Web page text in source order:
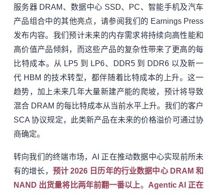
服务器 DRAM、数据中心 SSD、PC、智能手机及汽车
产品组合中的其他亮点，请参阅我们的 Earnings Press
发布内容。我们预计未来的内存需求将持续向高性能和
高价值产品倾斜，而这些产品的复杂性带来了更高的每
比特成本。从 LP5 到 LP6、DDR5 到 DDR6 以及新一
代 HBM 的技术转型，都伴随着比特成本的上升。这一
趋势，加上未来几年大量新建产能的爬坡，预计将导致
混合 DRAM 的每比特成本从当前水平上升。我们的客户
SCA 协议规定，此类新产品在未来的价格溢价可通过协
商确定。
转向我们的终端市场，AI 正在推动数据中心实现前所未
有的增长， 预计 2026 日历年的行业数据中心 DRAM 和
NAND 出货量将比两年前翻一番以上。 Agentic AI 正在